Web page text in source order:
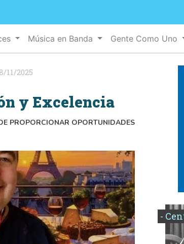
Música en Banda Gente Como Uno
11/2025
y Excelencia
PROPORCIONAR OPORTUNIDADES
-